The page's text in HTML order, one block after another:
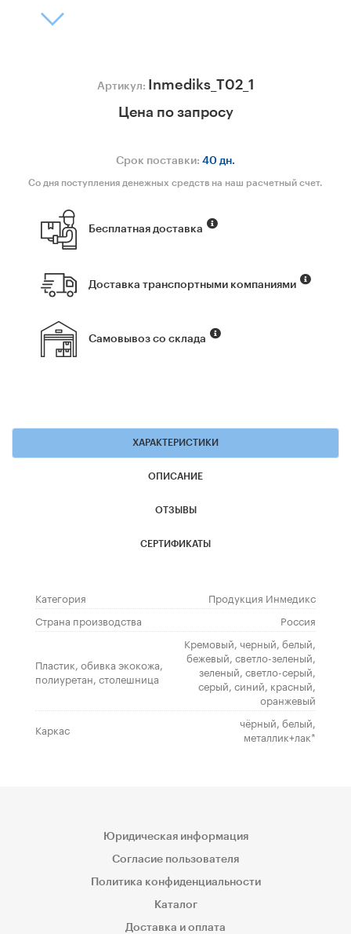
Артикул:
Inmediks_T02_1
Цена по запросу
Срок поставки: 40 дн.
Со дня поступления денежных средств на наш расчетный счет.
Бесплатная доставка
Доставка транспортными компаниями
Самовывоз со склада
ХАРАКТЕРИСТИКИ
ОПИСАНИЕ
ОТЗЫВЫ
СЕРТИФИКАТЫ
Категория
Продукция Инмедикс
Страна производства
Россия
Пластик, обивка экокожа,
полиуретан, столешница
Кремовый, черный, белый,
бежевый, светло-зеленый,
зеленый, светло-серый,
серый, синий, красный,
оранжевый
Каркас
чёрный, белый,
металлик+лак*
Юридическая информация
Согласие пользователя
Политика конфиденциальности
Каталог
Доставка и оплата